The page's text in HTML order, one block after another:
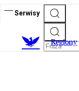
Serwisy
Regiony